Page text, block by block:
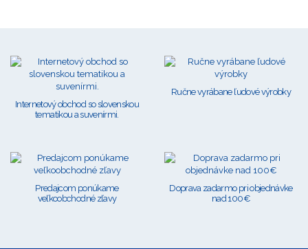
Internetový obchod so slovenskou
tematikou a suvenírmi.
Ručne vyrábane ľudové výrobky
Predajcom ponúkame
veľkoobchodné zľavy
Doprava zadarmo pri objednávke
nad 100€